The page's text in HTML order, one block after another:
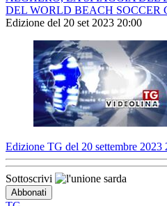
DEL WORLD BEACH SOCCER
Edizione del 20 set 2023 20:00
Edizione TG del 20 settembre 2023
Sottoscrivi